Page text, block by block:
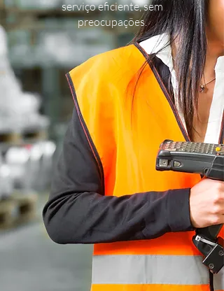
serviço eficiente, sem
preocupações.